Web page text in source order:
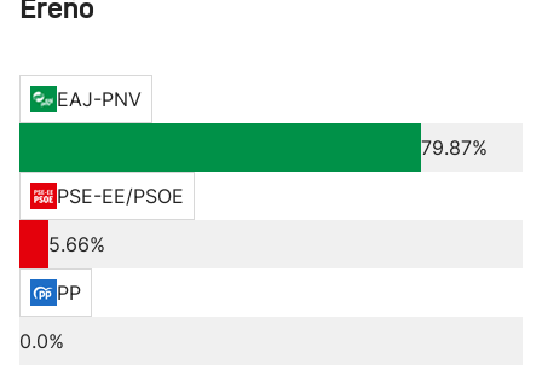
Ereño
EAJ-PNV
79.87%
PSE-EE/PSOE
5.66%
PP
0.0%